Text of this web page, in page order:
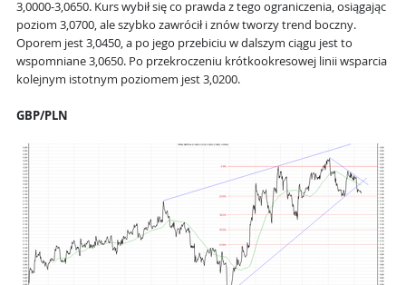
3,0000-3,0650. Kurs wybił się co prawda z tego ograniczenia, osiągając
poziom 3,0700, ale szybko zawrócił i znów tworzy trend boczny.
Oporem jest 3,0450, a po jego przebiciu w dalszym ciągu jest to
wspomniane 3,0650. Po przekroczeniu krótkookresowej linii wsparcia
kolejnym istotnym poziomem jest 3,0200.
GBP/PLN